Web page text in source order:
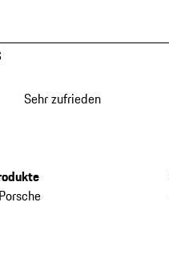
Sehr zufrieden